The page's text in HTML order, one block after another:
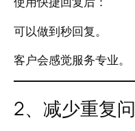
可以做到秒回复。
客户会感觉服务专业。
2、减少重复